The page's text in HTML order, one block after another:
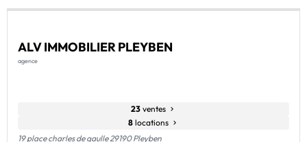
ALV IMMOBILIER PLEYBEN
agence
23 ventes
8 locations
19 place charles de gaulle 29190 Pleyben